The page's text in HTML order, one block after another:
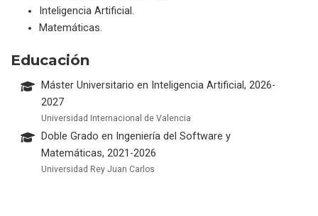
Inteligencia Artificial.
Matemáticas.
Educación
Máster Universitario en Inteligencia Artificial, 2026-
2027
Universidad Internacional de Valencia
Doble Grado en Ingeniería del Software y
Matemáticas, 2021-2026
Universidad Rey Juan Carlos